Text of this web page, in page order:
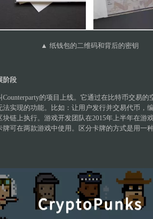
▲ 纸钱包的二维码和背后的密钥
阶段
Counterparty的项目上线。它通过在比特币交易
法实现的功能。比如：让用户发行并交易代币，
块链上执行。游戏开发团队在2015年上半年在游
牌可在两款游戏中使用。区分卡牌的方式是用一